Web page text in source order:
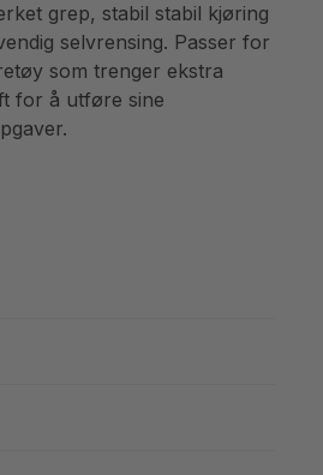
grep, stabil stabil kjøring
selvrensing. Passer for
som trenger ekstra
for å utføre sine